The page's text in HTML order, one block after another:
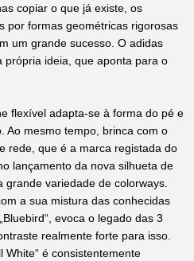
copiar o que já existe, os
por formas geométricas rigorosas
um grande sucesso. O adidas
própria ideia, que aponta para o
flexível adapta-se à forma do pé e
Ao mesmo tempo, brinca com o
rede, que é a marca registada do
lançamento da nova silhueta de
variedade de colorways.
a sua mistura das conhecidas
evoca o legado das 3
realmente forte para isso.
White“ é consistentemente